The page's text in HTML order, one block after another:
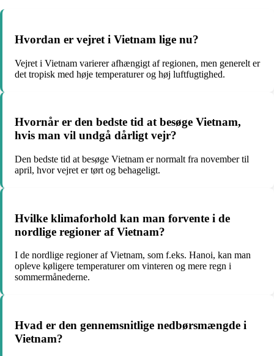
Hvordan er vejret i Vietnam lige nu?
Vejret i Vietnam varierer afhængigt af regionen, men generelt er
det tropisk med høje temperaturer og høj luftfugtighed.
Hvornår er den bedste tid at besøge Vietnam,
hvis man vil undgå dårligt vejr?
Den bedste tid at besøge Vietnam er normalt fra november til
april, hvor vejret er tørt og behageligt.
Hvilke klimaforhold kan man forvente i de
nordlige regioner af Vietnam?
I de nordlige regioner af Vietnam, som f.eks. Hanoi, kan man
opleve køligere temperaturer om vinteren og mere regn i
sommermånederne.
Hvad er den gennemsnitlige nedbørsmængde i
Vietnam?